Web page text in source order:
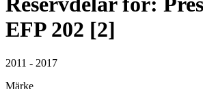
EFP 202 [2]
2011 - 2017
Märke